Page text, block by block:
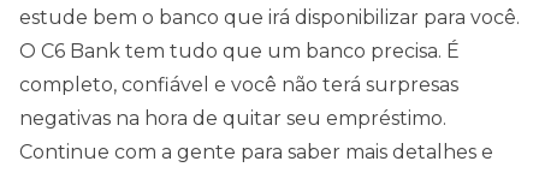
estude bem o banco que irá disponibilizar para você.
O C6 Bank tem tudo que um banco precisa. É
completo, confiável e você não terá surpresas
negativas na hora de quitar seu empréstimo.
Continue com a gente para saber mais detalhes e